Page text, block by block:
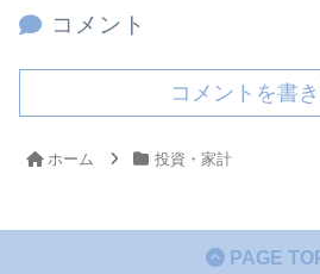
コメント
コメントを書
ホーム 投資・家計
PAGE